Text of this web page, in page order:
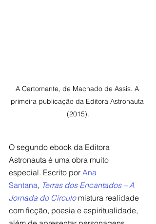
A Cartomante, de Machado de Assis. A
primeira publicação da Editora Astronauta
(2015).
O segundo ebook da Editora
Astronauta é uma obra muito
especial. Escrito por Ana
Santana, Terras dos Encantados – A
Jornada do Círculo mistura realidade
com ficção, poesia e espiritualidade,